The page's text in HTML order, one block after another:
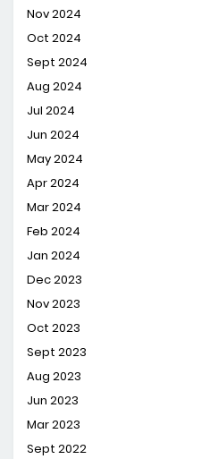
Nov 2024
Oct 2024
Sept 2024
Aug 2024
Jul 2024
Jun 2024
May 2024
Apr 2024
Mar 2024
Feb 2024
Jan 2024
Dec 2023
Nov 2023
Oct 2023
Sept 2023
Aug 2023
Jun 2023
Mar 2023
Sept 2022